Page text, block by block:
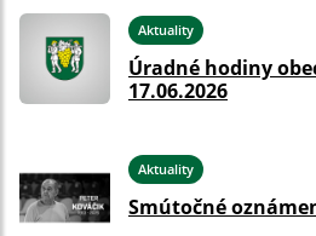
Aktuality
Úradné hodiny
17.06.2026
Aktuality
Smútočné